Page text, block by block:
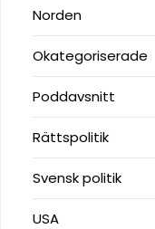
Norden
Okategoriserade
Poddavsnitt
Rättspolitik
Svensk politik
USA